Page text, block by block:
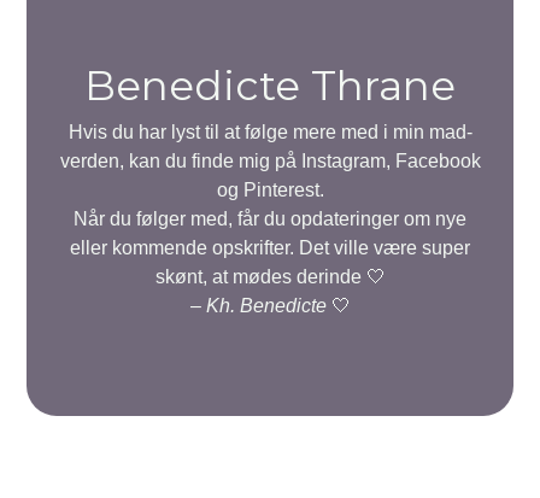
Benedicte Thrane
Hvis du har lyst til at følge mere med i min mad-
verden, kan du finde mig på Instagram, Facebook
og Pinterest.
Når du følger med, får du opdateringer om nye
eller kommende opskrifter. Det ville være super
skønt, at mødes derinde 🤍
– Kh. Benedicte🤍